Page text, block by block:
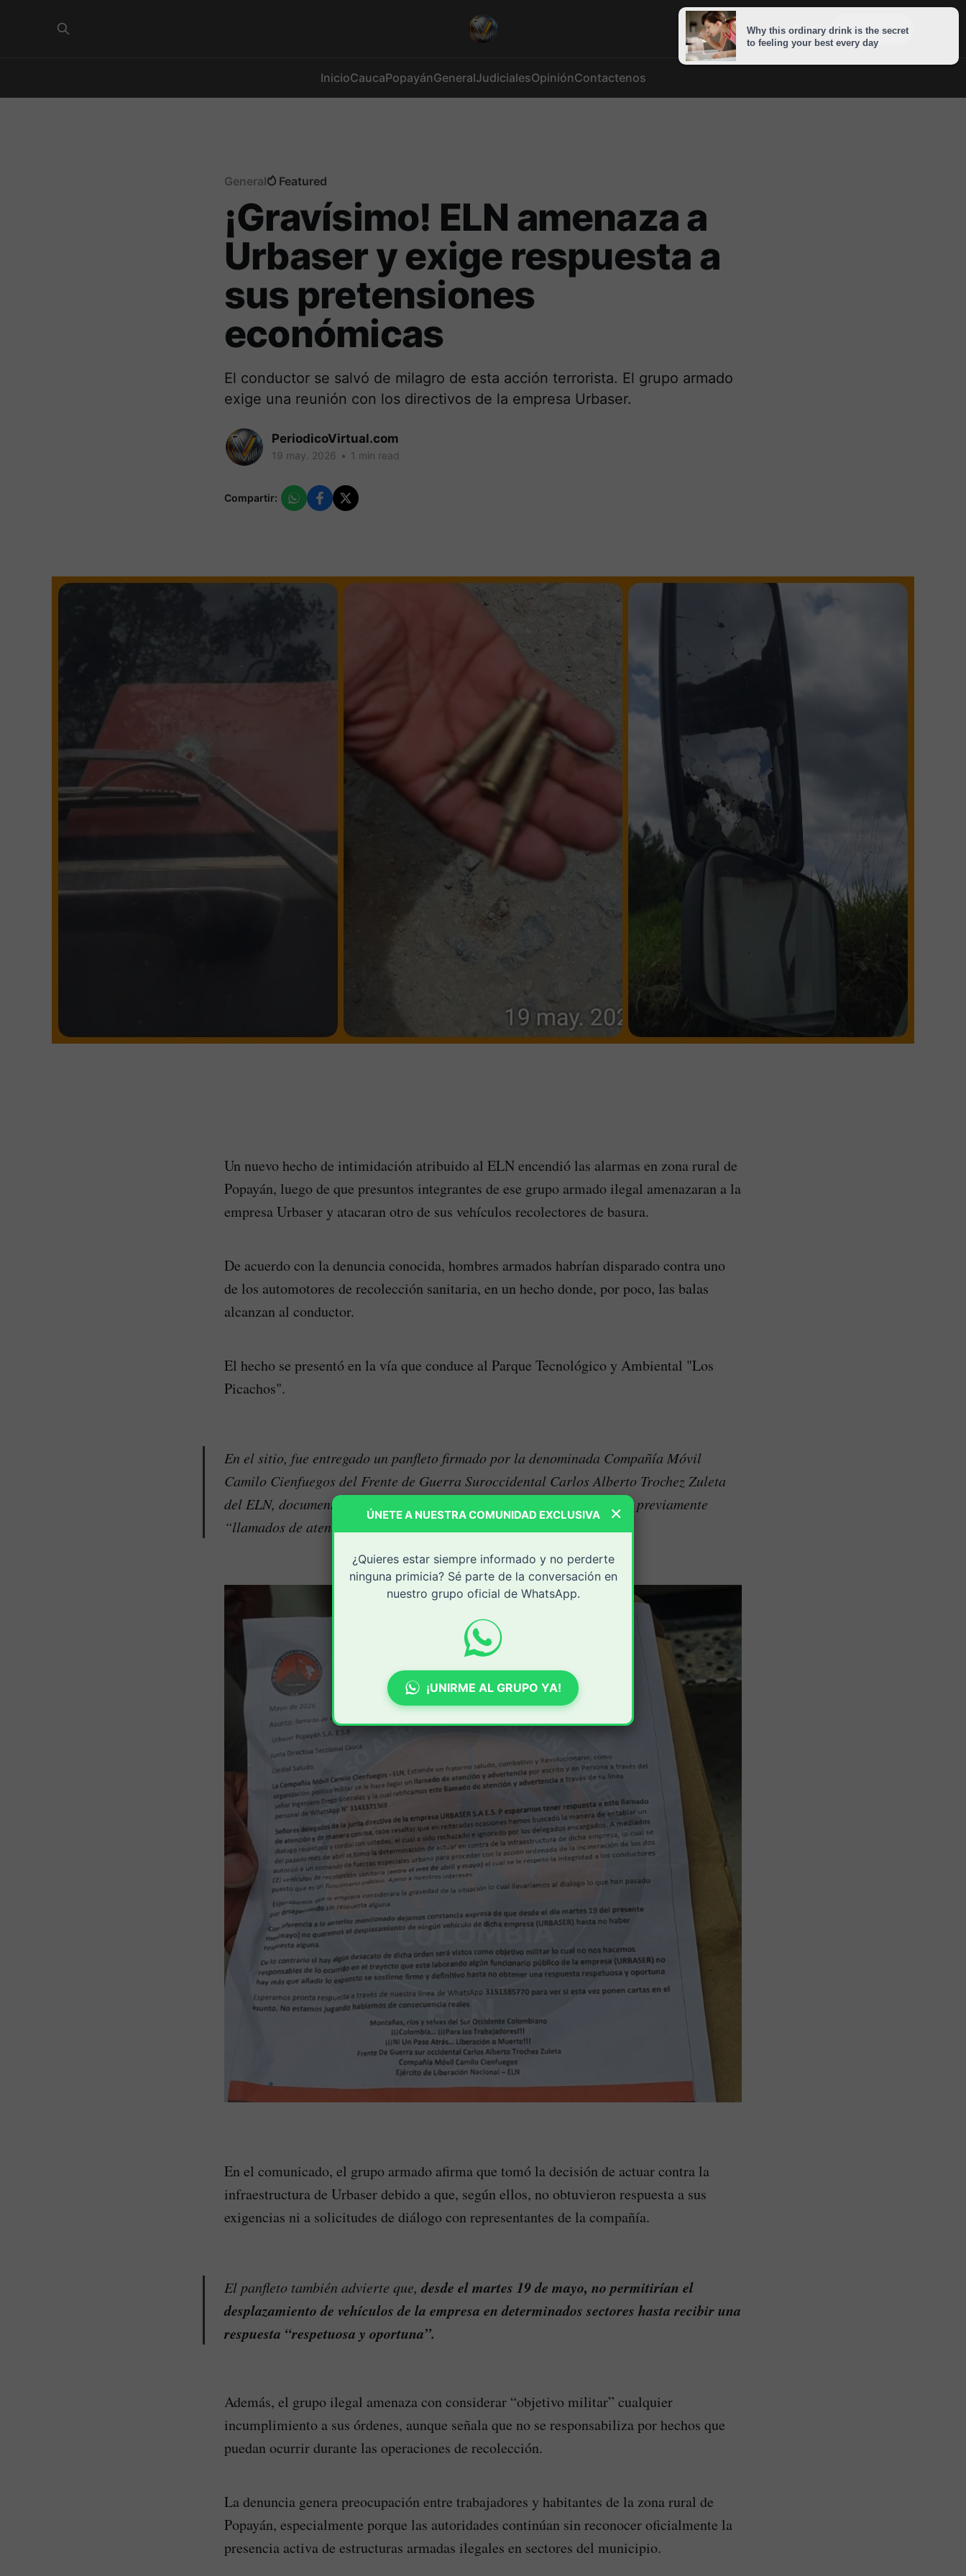
InicioCaucaPopayánGeneralJudicialesOpiniónContactenos
Sign in Subscribe
General Featured
¡Gravísimo! ELN amenaza a
Urbaser y exige respuesta a
sus pretensiones
económicas
El conductor se salvó de milagro de esta acción terrorista. El grupo armado
exige una reunión con los directivos de la empresa Urbaser.
PeriodicoVirtual.com
19 may. 2026 • 1 min read
Compartir:
Un nuevo hecho de intimidación atribuido al ELN encendió las alarmas en zona rural de
Popayán, luego de que presuntos integrantes de ese grupo armado ilegal amenazaran a la
empresa Urbaser y atacaran otro de sus vehículos recolectores de basura.
De acuerdo con la denuncia conocida, hombres armados habrían disparado contra uno
de los automotores de recolección sanitaria, en un hecho donde, por poco, las balas
alcanzan al conductor.
El hecho se presentó en la vía que conduce al Parque Tecnológico y Ambiental "Los
Picachos".
En el sitio, fue entregado un panfleto firmado por la denominada Compañía Móvil
Camilo Cienfuegos del Frente de Guerra Suroccidental Carlos Alberto Trochez Zuleta
del ELN, documento en el que el grupo ilegal asegura haber realizado previamente
“llamados de atención” a directivos de la empresa.
En el comunicado, el grupo armado afirma que tomó la decisión de actuar contra la
infraestructura de Urbaser debido a que, según ellos, no obtuvieron respuesta a sus
exigencias ni a solicitudes de diálogo con representantes de la compañía.
El panfleto también advierte que,desde el martes 19 de mayo, no permitirían el
desplazamiento de vehículos de la empresa en determinados sectores hasta recibir una
respuesta “respetuosa y oportuna”.
Además, el grupo ilegal amenaza con considerar “objetivo militar” cualquier
incumplimiento a sus órdenes, aunque señala que no se responsabiliza por hechos que
puedan ocurrir durante las operaciones de recolección.
La denuncia genera preocupación entre trabajadores y habitantes de la zona rural de
Popayán, especialmente porque las autoridades continúan sin reconocer oficialmente la
presencia activa de estructuras armadas ilegales en sectores del municipio.
×
ÚNETE A NUESTRA COMUNIDAD EXCLUSIVA
¿Quieres estar siempre informado y no perderte
ninguna primicia? Sé parte de la conversación en
nuestro grupo oficial de WhatsApp.
¡UNIRME AL GRUPO YA!